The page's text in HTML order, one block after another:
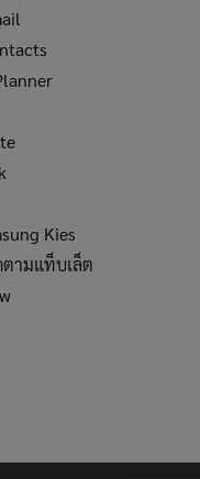
Kies
ามแท็บเล็ต